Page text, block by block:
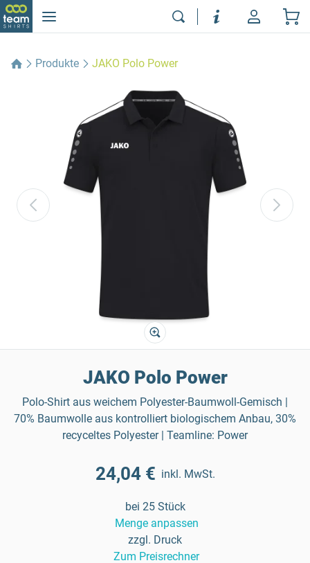
Produkte JAKO Polo Power
JAKO Polo Power
Polo-Shirt aus weichem Polyester-Baumwoll-Gemisch |
70% Baumwolle aus kontrolliert biologischem Anbau, 30%
recyceltes Polyester | Teamline: Power
24,04 € inkl. MwSt.
bei 25 Stück
Menge anpassen
zzgl. Druck
Zum Preisrechner